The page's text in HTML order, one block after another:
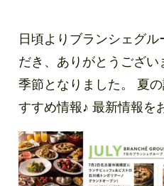
日頃よりブランシェグ
だき、ありがとうござ
季節となりました。 夏
すすめ情報♪ 最新情報を